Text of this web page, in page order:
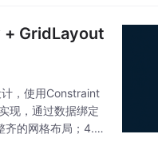
GridLayout
，使用Constraint
现，通过数据绑定
齐的网格布局；4.